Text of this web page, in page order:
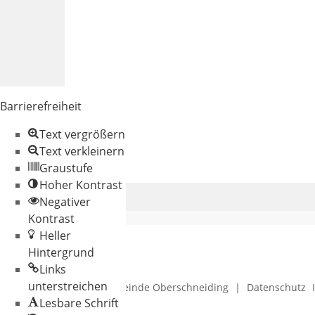
© 2026 Gemeinde Oberschneiding | Datenschutz
Barrierefreiheit
Text vergrößern
Text verkleinern
Graustufe
Hoher Kontrast
Negativer
Kontrast
Heller
Hintergrund
Links
unterstreichen
Lesbare Schrift